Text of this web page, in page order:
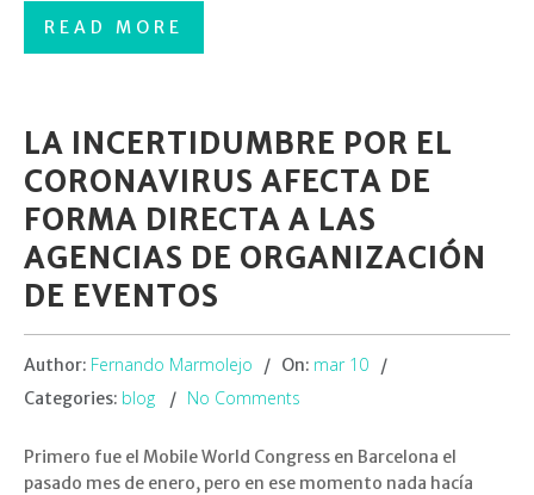
READ MORE
LA INCERTIDUMBRE POR EL
CORONAVIRUS AFECTA DE
FORMA DIRECTA A LAS
AGENCIAS DE ORGANIZACIÓN
DE EVENTOS
Author: Fernando Marmolejo On: mar 10
Categories: blog No Comments
Primero fue el Mobile World Congress en Barcelona el
pasado mes de enero, pero en ese momento nada hacía